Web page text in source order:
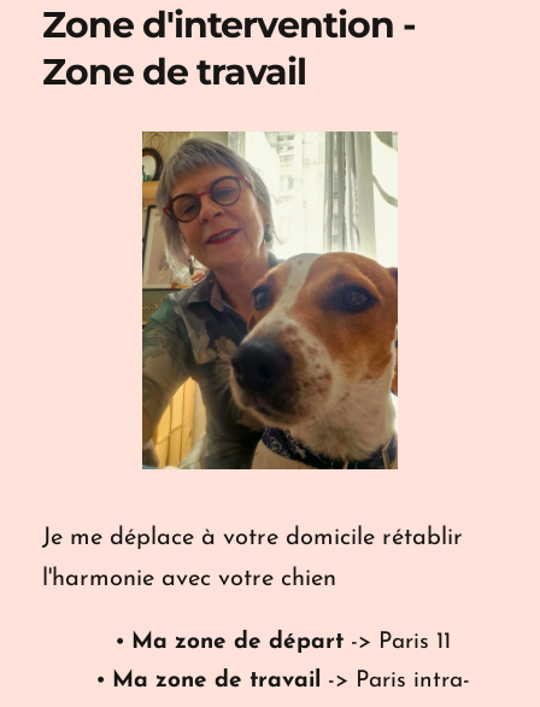
Zone d'intervention -
Zone de travail
Je me déplace à votre domicile rétablir
l'harmonie avec votre chien
Ma zone de départ -> Paris 11
Ma zone de travail -> Paris intra-